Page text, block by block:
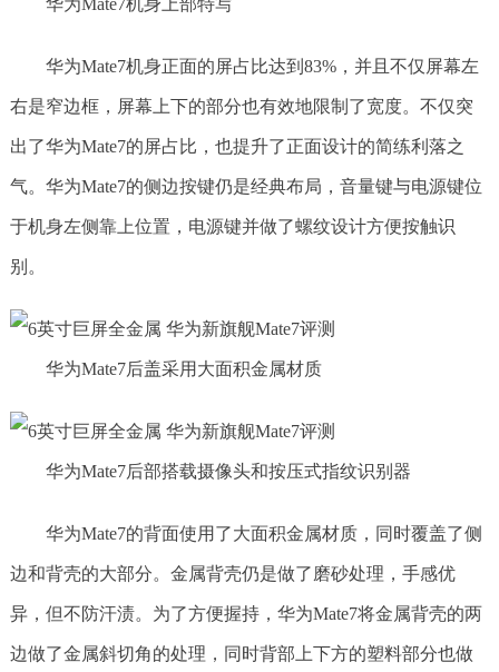
华为Mate7机身上部特写
华为Mate7机身正面的屏占比达到83%，并且不仅屏幕左
右是窄边框，屏幕上下的部分也有效地限制了宽度。不仅突
出了华为Mate7的屏占比，也提升了正面设计的简练利落之
气。华为Mate7的侧边按键仍是经典布局，音量键与电源键位
于机身左侧靠上位置，电源键并做了螺纹设计方便按触识
别。
华为Mate7后盖采用大面积金属材质
华为Mate7后部搭载摄像头和按压式指纹识别器
华为Mate7的背面使用了大面积金属材质，同时覆盖了侧
边和背壳的大部分。金属背壳仍是做了磨砂处理，手感优
异，但不防汗渍。为了方便握持，华为Mate7将金属背壳的两
边做了金属斜切角的处理，同时背部上下方的塑料部分也做